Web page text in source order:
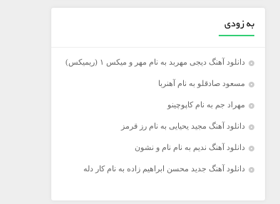
به زودی
دانلود آهنگ دیجی مهربد به نام مهر و میکس ۱ (ریمیکس)
مسعود صادقلو به نام آهنربا
مهراد جم به نام کاپوچینو
دانلود آهنگ مجید یحیایی به نام رز قرمز
دانلود آهنگ ندیم به نام نام و نشون
دانلود آهنگ جدید محسن ابراهیم زاده به نام کار دله